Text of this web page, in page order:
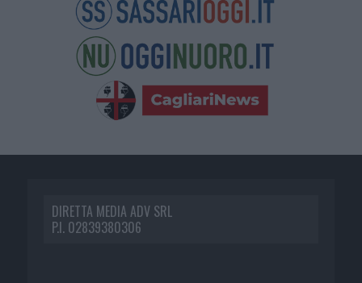
DIRETTA MEDIA ADV SRL
P.I. 02839380306